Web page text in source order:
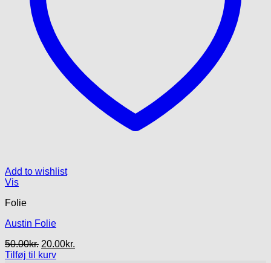
Add to wishlist
Vis
Folie
Austin Folie
50.00kr. Den
oprindelige
20.00kr.
Tilføj til kurv